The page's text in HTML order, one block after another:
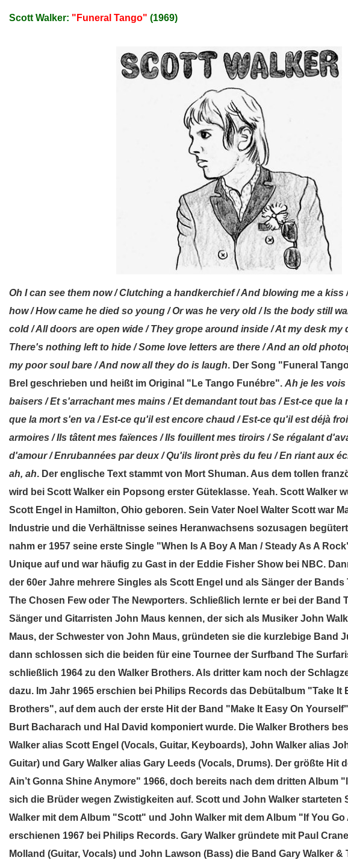
Scott Walker: "Funeral Tango" (1969)
Oh I can see them now / Clutching a handkerchief / And blowing me a kiss
how / How came he died so young / Or was he very old / Is the body still
cold / All doors are open wide / They grope around inside / At my desk my
There's nothing left to hide / Some love letters are there / And an old
my poor soul bare / And now all they do is laugh. Der Song "Funeral
Brel geschrieben und heißt im Original "Le Tango Funébre". Ah je les vois
baisers / Et s'arrachant mes mains / Et demandant tout bas / Est-ce que la
que la mort s'en va / Est-ce qu'il est encore chaud / Est-ce qu'il est déjà
armoires / Ils tâtent mes faïences / Ils fouillent mes tiroirs / Se régalant
d'amour / Enrubannées par deux / Qu'ils liront près du feu / En riant aux
ah, ah. Der englische Text stammt von Mort Shuman. Aus dem tollen
wird bei Scott Walker ein Popsong erster Güteklasse. Yeah. Scott Walker
Scott Engel in Hamilton, Ohio geboren. Sein Vater Noel Walter Scott war
Industrie und die Verhältnisse seines Heranwachsens sozusagen
nahm er 1957 seine erste Single "When Is A Boy A Man / Steady As A
Unique auf und war häufig zu Gast in der Eddie Fisher Show bei NBC.
der 60er Jahre mehrere Singles als Scott Engel und als Sänger der
The Chosen Few oder The Newporters. Schließlich lernte er bei der Band
Sänger und Gitarristen John Maus kennen, der sich als Musiker John
Maus, der Schwester von John Maus, gründeten sie die kurzlebige Band
dann schlossen sich die beiden für eine Tournee der Surfband The
schließlich 1964 zu den Walker Brothers. Als dritter kam noch der
dazu. Im Jahr 1965 erschien bei Philips Records das Debütalbum "Take It
Brothers", auf dem auch der erste Hit der Band "Make It Easy On
Burt Bacharach und Hal David komponiert wurde. Die Walker Brothers
Walker alias Scott Engel (Vocals, Guitar, Keyboards), John Walker alias
Guitar) und Gary Walker alias Gary Leeds (Vocals, Drums). Der größte Hit
Ain’t Gonna Shine Anymore" 1966, doch bereits nach dem dritten Album
sich die Brüder wegen Zwistigkeiten auf. Scott und John Walker starteten
Walker mit dem Album "Scott" und John Walker mit dem Album "If You Go
erschienen 1967 bei Philips Records. Gary Walker gründete mit Paul
Molland (Guitar, Vocals) und John Lawson (Bass) die Band Gary Walker &